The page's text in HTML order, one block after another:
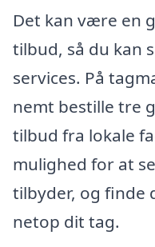
Det kan være en
tilbud, så du kan
services. På
nemt bestille tre
tilbud fra lokale
mulighed for at
tilbyder, og finde
netop dit tag.